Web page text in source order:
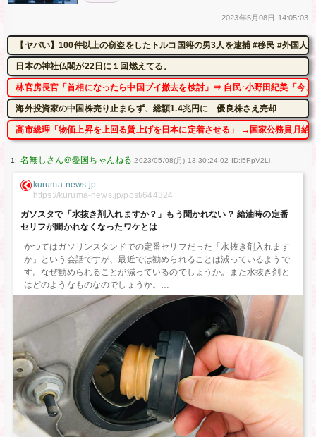
2023年5月08日 14:05:03
【ヤバい】100件以上の窃盗をしたトルコ国籍の男3人を逮捕 #移民 #外国人
日本の神社仏閣が22日に１回燃えてる。
林官房長官「首相になったら中国ブイ撤去を検討」⇒ 自民･小野田紀美「今
海外投資家の中国株売り止まらず、総額1.4兆円に 優良株さえ売却
高市総理「物価上昇を上回る賃上げを日本に定着させる」 →国家公務員月給
1: 2023/05/08(月) 13:30:24.02 ID:l5FpV2Li
kuruma-news.jp
https://kuruma-news.jp/post/644324
ガソスタで「水抜き剤入れますか？」もう聞かれない？ 給油時の定番
セリフが聞かれなくなったワケとは
かつてはガソリンスタンドでの定番セリフだった「水抜き剤入れます
か」という会話ですが、最近では勧められることは減っているようで
す。なぜ勧められることが減っているのでしょうか。また水抜き剤と
はどのようなものなのでしょうか。